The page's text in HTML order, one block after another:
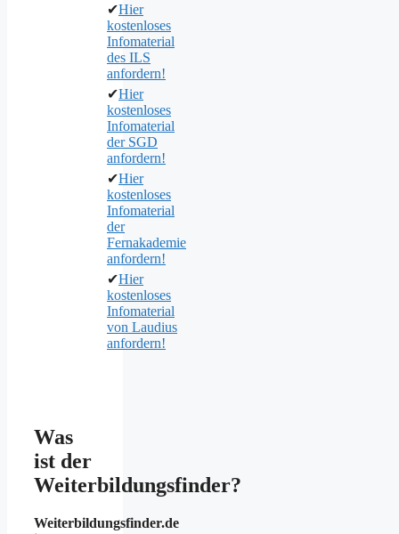
✔Hier
kostenloses
Infomaterial
des ILS
anfordern!
✔Hier
kostenloses
Infomaterial
der SGD
anfordern!
✔Hier
kostenloses
Infomaterial
der
Fernakademie
anfordern!
✔Hier
kostenloses
Infomaterial
von Laudius
anfordern!
Was
ist der
Weiterbildungsfinder?
Weiterbildungsfinder.de